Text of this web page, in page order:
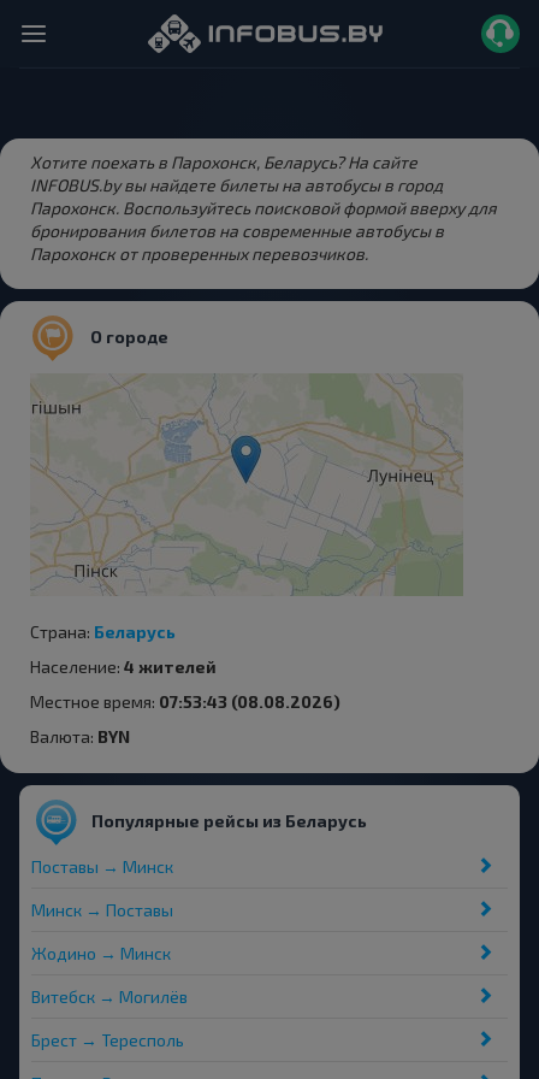
Хотите поехать в Парохонск, Беларусь? На сайте
INFOBUS.by вы найдете билеты на автобусы в город
Парохонск. Воспользуйтесь поисковой формой вверху для
бронирования билетов на современные автобусы в
Парохонск от проверенных перевозчиков.
О городе
Страна: Беларусь
Население: 4 жителей
Местное время: 07:53:43 (08.08.2026)
Валюта: BYN
Популярные рейсы из Беларусь
Поставы → Минск
Минск → Поставы
Жодино → Минск
Витебск → Могилёв
Брест → Тересполь